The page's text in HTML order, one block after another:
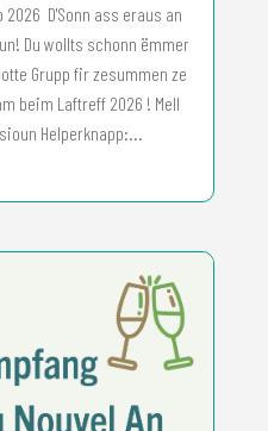
D'Sonn ass eraus an
Du wollts schonn ëmmer
Grupp fir zesummen ze
beim Laftreff 2026 ! Mell
Helperknapp:...